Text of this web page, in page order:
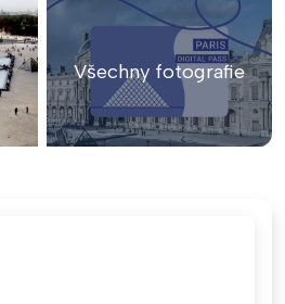
Všechny fotografie